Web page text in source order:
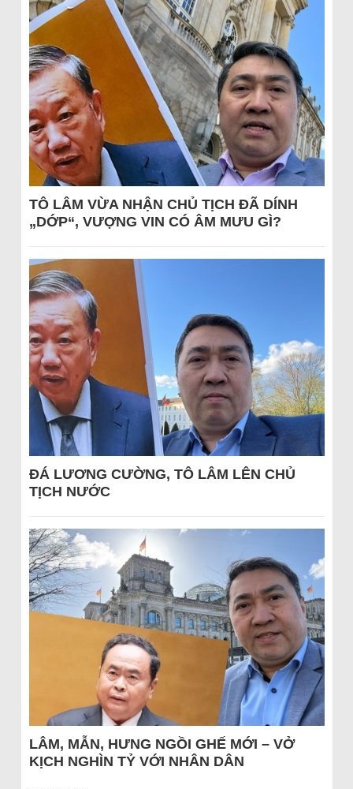
TÔ LÂM VỪA NHẬN CHỦ TỊCH ĐÃ DÍNH
„DỚP“, VƯỢNG VIN CÓ ÂM MƯU GÌ?
ĐÁ LƯƠNG CƯỜNG, TÔ LÂM LÊN CHỦ
TỊCH NƯỚC
LÂM, MẪN, HƯNG NGỒI GHẾ MỚI – VỞ
KỊCH NGHÌN TỶ VỚI NHÂN DÂN